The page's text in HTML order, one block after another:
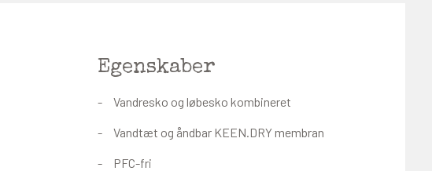
Egenskaber
Vandresko og løbesko kombineret
Vandtæt og åndbar KEEN.DRY membran
PFC-fri